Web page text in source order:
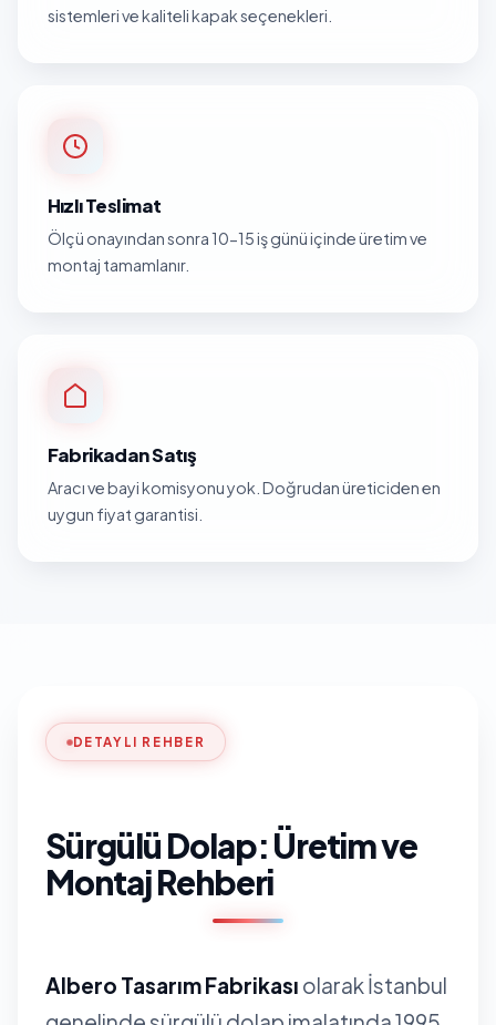
sistemleri ve kaliteli kapak seçenekleri.
Hızlı Teslimat
Ölçü onayından sonra 10-15 iş günü içinde üretim ve
montaj tamamlanır.
Fabrikadan Satış
Aracı ve bayi komisyonu yok. Doğrudan üreticiden en
uygun fiyat garantisi.
DETAYLI REHBER
Sürgülü Dolap: Üretim ve
Montaj Rehberi
Albero Tasarım Fabrikası olarak İstanbul